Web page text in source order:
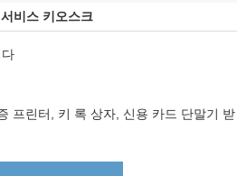
비스 키오스크
프린터, 키 록 상자, 신용 카드 단말기 받